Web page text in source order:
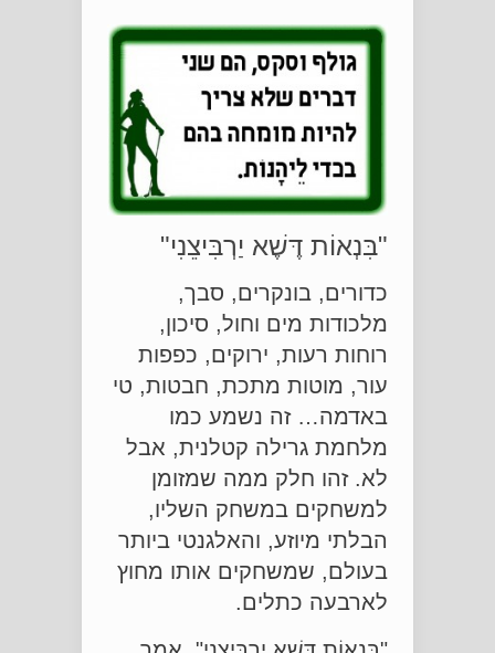
"בִּנְאוֹת דֶּשֶׁא יַרְבִּיצֵנִי"
כדורים, בונקרים, סבך,
מלכודות מים וחול, סיכון,
רוחות רעות, ירוקים, כפפות
עור, מוטות מתכת, חבטות, טי
באדמה… זה נשמע כמו
מלחמת גרילה קטלנית, אבל
לא. זהו חלק ממה שמזומן
למשחקים במשחק השליו,
הבלתי מיוזע, והאלגנטי ביותר
בעולם, שמשחקים אותו מחוץ
לארבעה כתלים.